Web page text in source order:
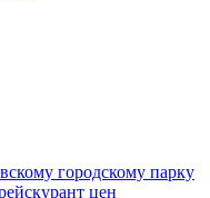
городскому парку
цен